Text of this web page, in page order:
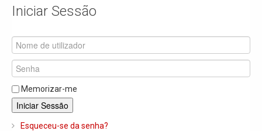
Recrutamento
Produtos
Solar
Termoacumuladores e Depósitos de Inércia
Ar Condicionado
Iniciar Sessão
Memorizar-me
Iniciar Sessão
Esqueceu-se da senha?